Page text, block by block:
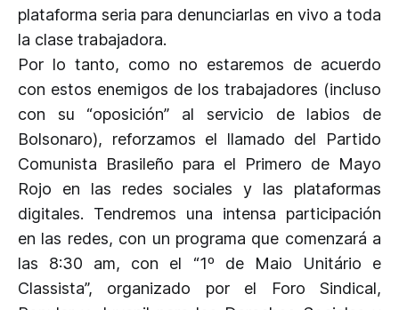
plataforma seria para denunciarlas en vivo a toda
la clase trabajadora.
Por lo tanto, como no estaremos de acuerdo
con estos enemigos de los trabajadores (incluso
con su “oposición” al servicio de labios de
Bolsonaro), reforzamos el llamado del Partido
Comunista Brasileño para el Primero de Mayo
Rojo en las redes sociales y las plataformas
digitales. Tendremos una intensa participación
en las redes, con un programa que comenzará a
las 8:30 am, con el “1º de Maio Unitário e
Classista”, organizado por el Foro Sindical,